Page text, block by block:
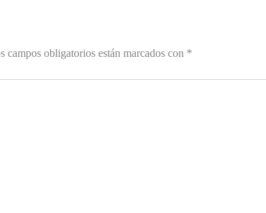
campos obligatorios están marcados con *